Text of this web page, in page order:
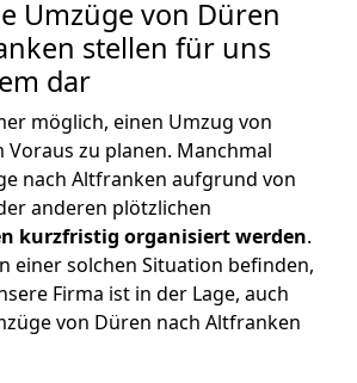
Umzüge von Düren
stellen für uns
dar
möglich, einen Umzug von
Voraus zu planen. Manchmal
nach Altfranken aufgrund von
anderen plötzlichen
kurzfristig organisiert werden.
einer solchen Situation befinden,
Firma ist in der Lage, auch
von Düren nach Altfranken